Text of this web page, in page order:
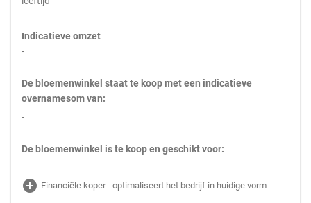
Indicatieve omzet
-
De bloemenwinkel staat te koop met een indicatieve
overnamesom van:
-
De bloemenwinkel is te koop en geschikt voor:
add_circle Financiële koper - optimaliseert het bedrijf in huidige vorm